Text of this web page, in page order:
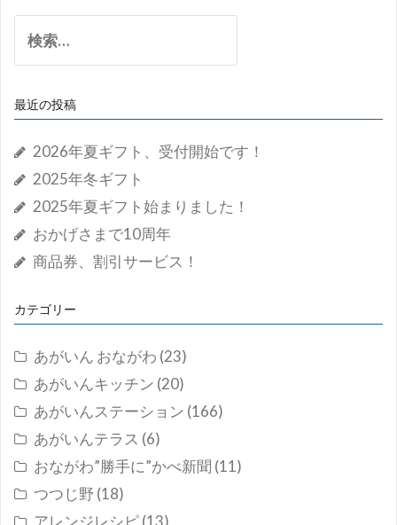
索:
最近の投稿
2026年夏ギフト、受付開始です！
2025年冬ギフト
2025年夏ギフト始まりました！
おかげさまで10周年
商品券、割引サービス！
カテゴリー
あがいん おながわ (23)
あがいんキッチン (20)
あがいんステーション (166)
あがいんテラス (6)
おながわ”勝手に”かべ新聞 (11)
つつじ野 (18)
アレンジレシピ(13)